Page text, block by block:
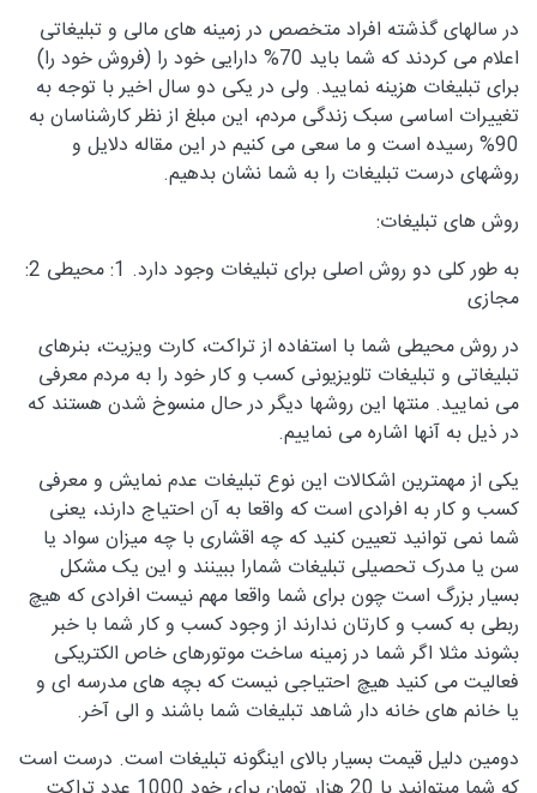
در سالهای گذشته افراد متخصص در زمینه های مالی و تبلیغاتی
اعلام می کردند که شما باید 70% دارایی خود را (فروش خود را)
برای تبلیغات هزینه نمایید. ولی در یکی دو سال اخیر با توجه به
تغییرات اساسی سبک زندگی مردم، این مبلغ از نظر کارشناسان به
90% رسیده است و ما سعی می کنیم در این مقاله دلایل و
روشهای درست تبلیغات را به شما نشان بدهیم.
روش های تبلیغات:
به طور کلی دو روش اصلی برای تبلیغات وجود دارد. 1: محیطی 2:
مجازی
در روش محیطی شما با استفاده از تراکت، کارت ویزیت، بنرهای
تبلیغاتی و تبلیغات تلویزیونی کسب و کار خود را به مردم معرفی
می نمایید. منتها این روشها دیگر در حال منسوخ شدن هستند که
در ذیل به آنها اشاره می نماییم.
یکی از مهمترین اشکالات این نوع تبلیغات عدم نمایش و معرفی
کسب و کار به افرادی است که واقعا به آن احتیاج دارند، یعنی
شما نمی توانید تعیین کنید که چه اقشاری با چه میزان سواد یا
سن یا مدرک تحصیلی تبلیغات شمارا ببینند و این یک مشکل
بسیار بزرگ است چون برای شما واقعا مهم نیست افرادی که هیچ
ربطی به کسب و کارتان ندارند از وجود کسب و کار شما با خبر
بشوند مثلا اگر شما در زمینه ساخت موتورهای خاص الکتریکی
فعالیت می کنید هیچ احتیاجی نیست که بچه های مدرسه ای و
یا خانم های خانه دار شاهد تبلیغات شما باشند و الی آخر.
دومین دلیل قیمت بسیار بالای اینگونه تبلیغات است. درست است